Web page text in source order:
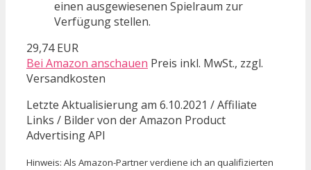
einen ausgewiesenen Spielraum zur
Verfügung stellen.
29,74 EUR
Bei Amazon anschauen Preis inkl. MwSt., zzgl.
Versandkosten
Letzte Aktualisierung am 6.10.2021 / Affiliate
Links / Bilder von der Amazon Product
Advertising API
Hinweis: Als Amazon-Partner verdiene ich an qualifizierten